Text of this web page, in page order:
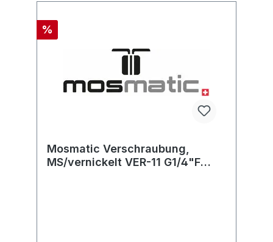
%
Mosmatic Verschraubung,
MS/vernickelt VER-11 G1/4"F